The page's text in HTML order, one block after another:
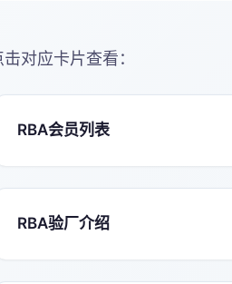
对应卡片查看：
RBA会员列表
RBA验厂介绍